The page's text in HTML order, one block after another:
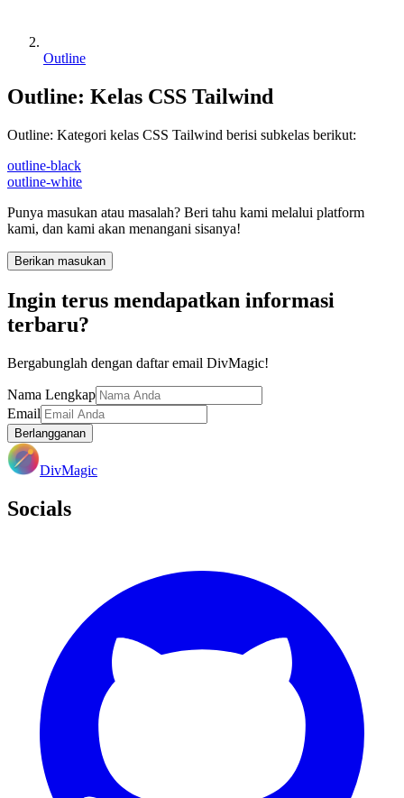
Outline
Outline: Kelas CSS Tailwind
Outline: Kategori kelas CSS Tailwind berisi subkelas berikut:
outline-black
outline-white
Punya masukan atau masalah? Beri tahu kami melalui platform
kami, dan kami akan menangani sisanya!
Berikan masukan
Ingin terus mendapatkan informasi
terbaru?
Bergabunglah dengan daftar email DivMagic!
Nama Lengkap
Email
Berlangganan
DivMagic
Socials